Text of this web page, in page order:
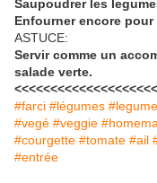
Saupoudrer les
Enfourner encore
ASTUCE:
Servir comme un
salade verte.
#farci #légumes
#vegé #veggie
#courgette #tomate #ail
#entrée